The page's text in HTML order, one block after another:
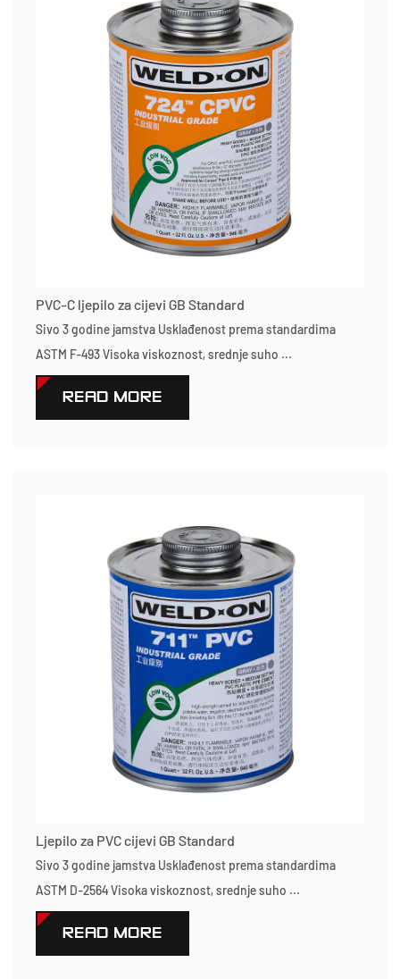
PVC-C ljepilo za cijevi GB Standard
Sivo 3 godine jamstva Usklađenost prema standardima
ASTM F-493 Visoka viskoznost, srednje suho ...
READ MORE
Ljepilo za PVC cijevi GB Standard
Sivo 3 godine jamstva Usklađenost prema standardima
ASTM D-2564 Visoka viskoznost, srednje suho ...
READ MORE